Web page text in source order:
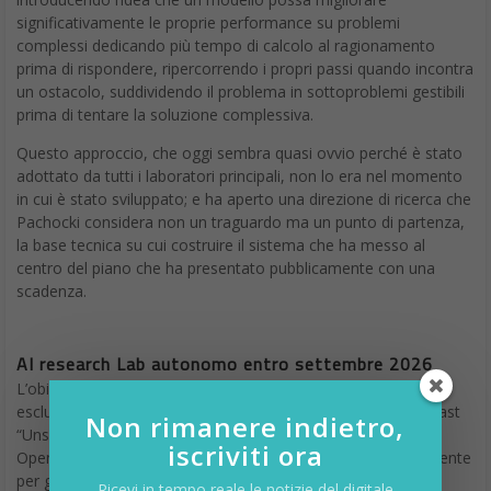
significativamente le proprie performance su problemi
complessi dedicando più tempo di calcolo al ragionamento
prima di rispondere, ripercorrendo i propri passi quando incontra
un ostacolo, suddividendo il problema in sottoproblemi gestibili
prima di tentare la soluzione complessiva.
Questo approccio, che oggi sembra quasi ovvio perché è stato
adottato da tutti i laboratori principali, non lo era nel momento
in cui è stato sviluppato; e ha aperto una direzione di ricerca che
Pachocki considera non un traguardo ma un punto di partenza,
la base tecnica su cui costruire il sistema che ha messo al
centro del piano che ha presentato pubblicamente con una
scadenza.
AI research Lab autonomo entro settembre 2026
L’obiettivo che Jakub Pachocki ha dichiarato in un’intervista
esclusiva al MIT Technology Review e confermato nel podcast
“Unsupervised Learning” è questo: entro settembre 2026,
OpenAI vuole un sistema AI capace di lavorare autonomamente
per giorni su un problema di ricerca complesso, senza
Non rimanere indietro,
iscriviti ora